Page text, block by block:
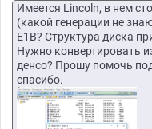
Имеется Lincoln, в нем
(какой генерации не
E1B? Структура диска
Нужно конвертировать
денсо? Прошу помочь
спасибо.